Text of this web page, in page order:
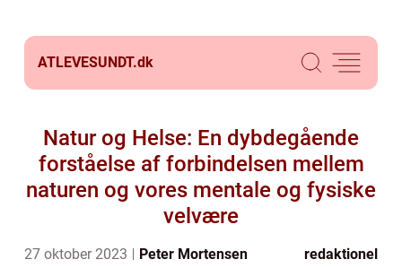
ATLEVESUNDT.dk
Natur og Helse: En dybdegående
forståelse af forbindelsen mellem
naturen og vores mentale og fysiske
velvære
27 oktober 2023 Peter Mortensen redaktionel